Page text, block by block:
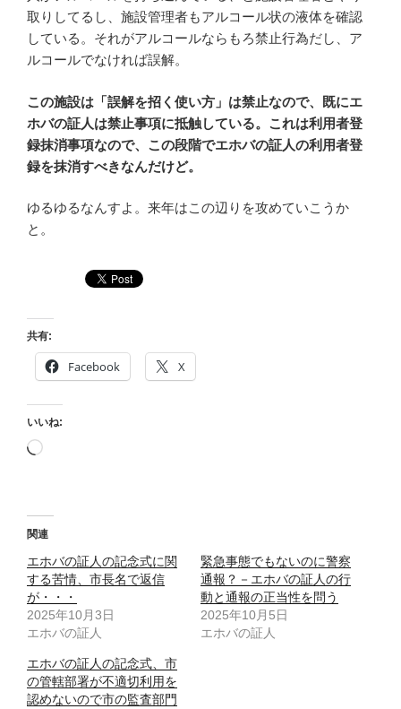
取りしてるし、施設管理者もアルコール状の液体を確認
している。それがアルコールならもろ禁止行為だし、ア
ルコールでなければ誤解。
この施設は「誤解を招く使い方」は禁止なので、既にエ
ホバの証人は禁止事項に抵触している。これは利用者登
録抹消事項なので、この段階でエホバの証人の利用者登
録を抹消すべきなんだけど。
ゆるゆるなんすよ。来年はこの辺りを攻めていこうか
と。
共有:
Facebook X
いいね:
読
み
中…
関連
エホバの証人の記念式に関
する苦情、市長名で返信
が・・・
2025年10月3日
エホバの証人
緊急事態でもないのに警察
通報？－エホバの証人の行
動と通報の正当性を問う
2025年10月5日
エホバの証人
エホバの証人の記念式、市
の管轄部署が不適切利用を
認めないので市の監査部門